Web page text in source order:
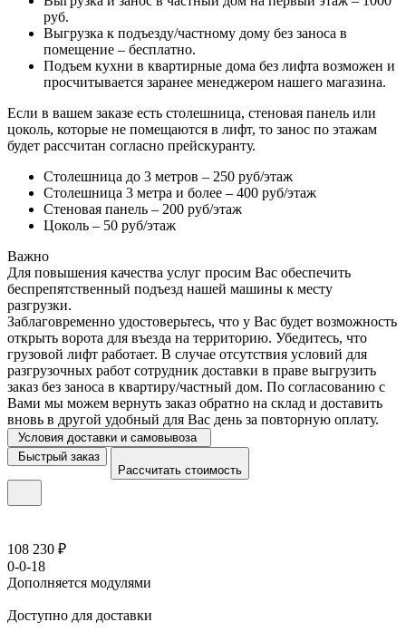
руб.
Выгрузка к подъезду/частному дому без заноса в
помещение – бесплатно.
Подъем кухни в квартирные дома без лифта возможен и
просчитывается заранее менеджером нашего магазина.
Если в вашем заказе есть столешница, стеновая панель или
цоколь, которые не помещаются в лифт, то занос по этажам
будет рассчитан согласно прейскуранту.
Столешница до 3 метров – 250 руб/этаж
Столешница 3 метра и более – 400 руб/этаж
Стеновая панель – 200 руб/этаж
Цоколь – 50 руб/этаж
Важно
Для повышения качества услуг просим Вас обеспечить
беспрепятственный подъезд нашей машины к месту
разгрузки.
Заблаговременно удостоверьтесь, что у Вас будет возможность
открыть ворота для въезда на территорию. Убедитесь, что
грузовой лифт работает. В случае отсутствия условий для
разгрузочных работ сотрудник доставки в праве выгрузить
заказ без заноса в квартиру/частный дом. По согласованию с
Вами мы можем вернуть заказ обратно на склад и доставить
вновь в другой удобный для Вас день за повторную оплату.
Условия доставки и самовывоза
Быстрый заказ
Рассчитать стоимость
108 230 ₽
0-0-18
Дополняется модулями
Доступно для доставки